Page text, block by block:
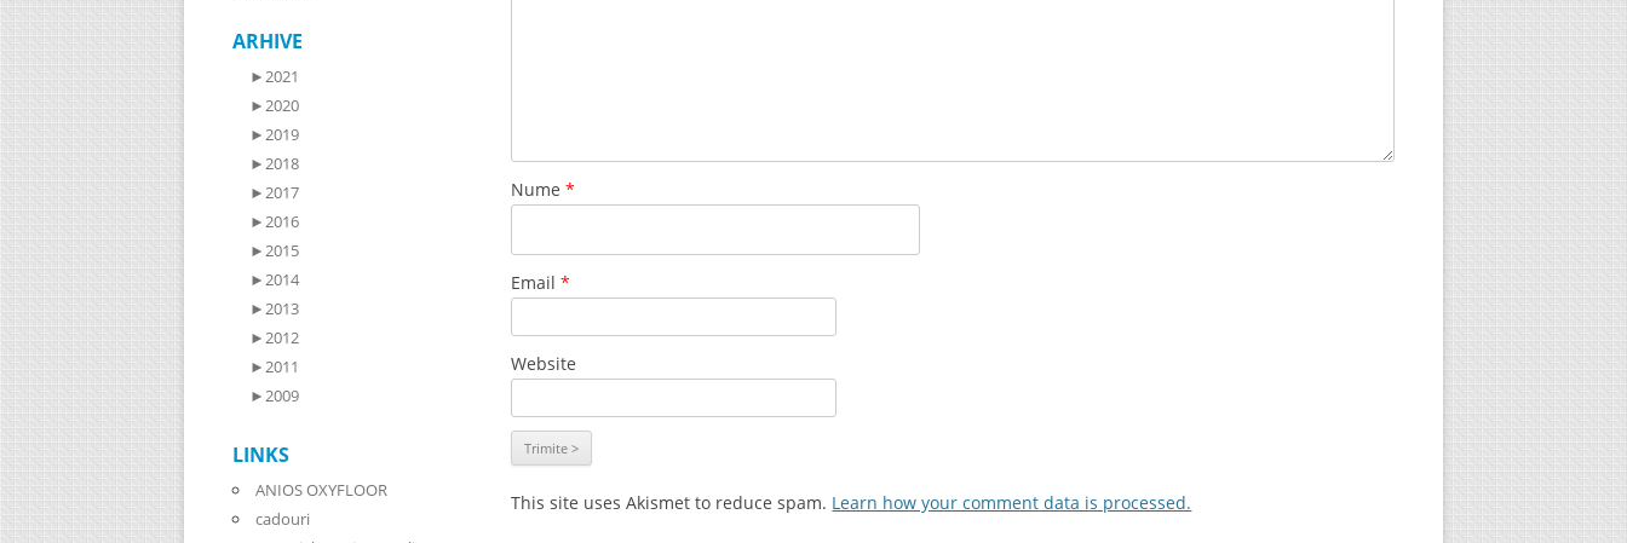
Nume*
Email*
Website
This site uses Akismet to reduce spam. Learn how your comment data is processed.
ARHIVE
►2021
►2020
►2019
►2018
►2017
►2016
►2015
►2014
►2013
►2012
►2011
►2009
LINKS
ANIOS OXYFLOOR
cadouri